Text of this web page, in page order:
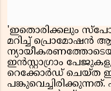
'ഇതൊരിക്കലും
മറിച്ച് പ്രൊമോഷൻ
ഇൻസ്റ്റാഗ്രാം
റെക്കോർഡ് ചെയ്ത